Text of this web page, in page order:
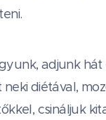
adjunk hát
diétával,
csináljuk